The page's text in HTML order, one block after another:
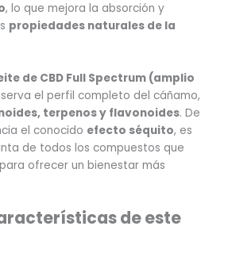
, lo que mejora la absorción y
propiedades naturales de la
de CBD Full Spectrum (amplio
el perfil completo del cáñamo,
terpenos y flavonoides. De
el conocido efecto séquito, es
de todos los compuestos que
ofrecer un bienestar más
de este